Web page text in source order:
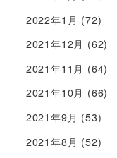
2022年1月 (72)
2021年12月 (62)
2021年11月 (64)
2021年10月 (66)
2021年9月 (53)
2021年8月 (52)